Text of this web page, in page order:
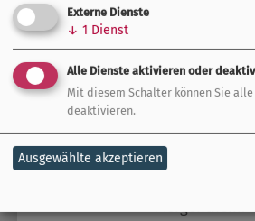
Rezertifizierung
Externe Dienste
↓ 1 Dienst
Alle Dienste aktivieren oder
Mit diesem Schalter können Sie
deaktivieren.
Ausgewählte akzeptieren